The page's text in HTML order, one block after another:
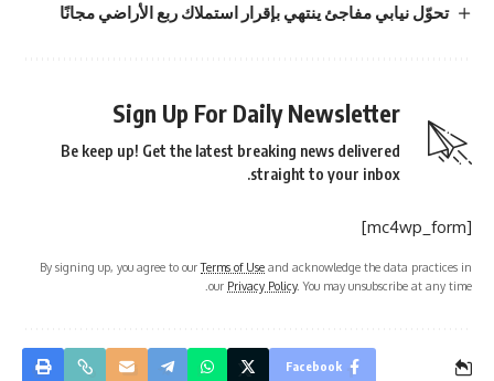
تحوّل نيابي مفاجئ ينتهي بإقرار استملاك ربع الأراضي مجانًا
Sign Up For Daily Newsletter
Be keep up! Get the latest breaking news delivered
straight to your inbox.
[mc4wp_form]
By signing up, you agree to ourTerms of Use and acknowledge the data practices in
our Privacy Policy. You may unsubscribe at any time.
Facebook